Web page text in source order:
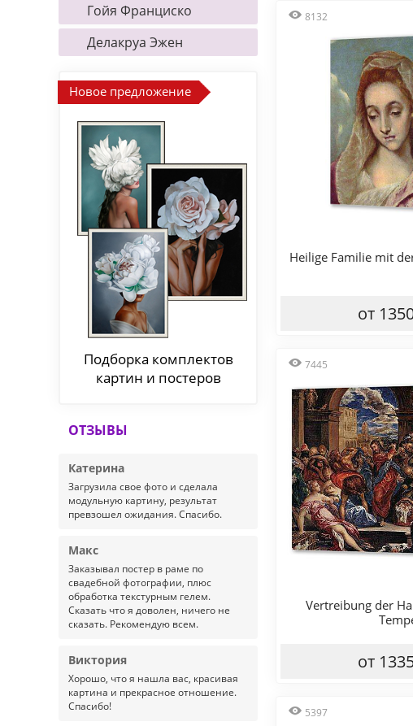
Гойя Франциско
Делакруа Эжен
Новое предложение
Подборка комплектов
картин и постеров
ОТЗЫВЫ
Катерина
Загрузила свое фото и сделала
модульную картину, результат
превзошел ожидания. Спасибо.
Макс
Заказывал постер в раме по
свадебной фотографии, плюс
обработка текстурным гелем.
Сказать что я доволен, ничего не
сказать. Рекомендую всем.
Виктория
Хорошо, что я нашла вас, красивая
картина и прекрасное отношение.
Спасибо!
8132
Heilige Familie mit
от
7445
Vertreibung der
от
5397